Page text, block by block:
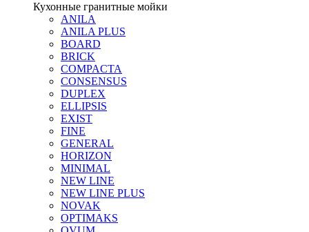
Кухонные гранитные мойки
ANILA
ANILA PLUS
BOARD
BRICK
COMPACTA
CONSENSUS
DUPLEX
ELLIPSIS
EXIST
FINE
GENERAL
HORIZON
MINIMAL
NEW LINE
NEW LINE PLUS
NOVAK
OPTIMAKS